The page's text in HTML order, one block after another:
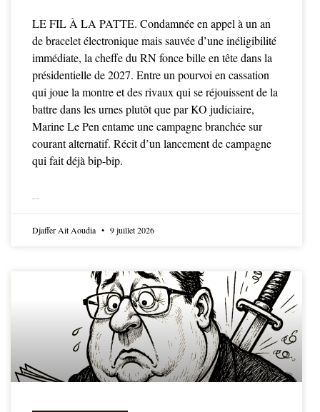
LE FIL À LA PATTE. Condamnée en appel à un an
de bracelet électronique mais sauvée d’une inéligibilité
immédiate, la cheffe du RN fonce bille en tête dans la
présidentielle de 2027. Entre un pourvoi en cassation
qui joue la montre et des rivaux qui se réjouissent de la
battre dans les urnes plutôt que par KO judiciaire,
Marine Le Pen entame une campagne branchée sur
courant alternatif. Récit d’un lancement de campagne
qui fait déjà bip-bip.
Djaffer Ait Aoudia 9 juillet 2026